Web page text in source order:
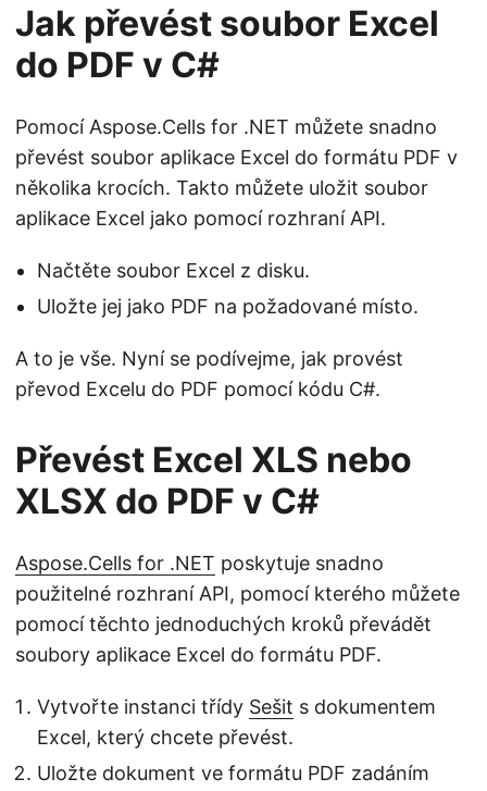
Jak převést soubor Excel
do PDF v C#
Pomocí Aspose.Cells for .NET můžete snadno
převést soubor aplikace Excel do formátu PDF v
několika krocích. Takto můžete uložit soubor
aplikace Excel jako pomocí rozhraní API.
Načtěte soubor Excel z disku.
Uložte jej jako PDF na požadované místo.
A to je vše. Nyní se podívejme, jak provést
převod Excelu do PDF pomocí kódu C#.
Převést Excel XLS nebo
XLSX do PDF v C#
Aspose.Cells for .NET poskytuje snadno
použitelné rozhraní API, pomocí kterého můžete
pomocí těchto jednoduchých kroků převádět
soubory aplikace Excel do formátu PDF.
Vytvořte instanci třídy Sešit s dokumentem
Excel, který chcete převést.
Uložte dokument ve formátu PDF zadáním